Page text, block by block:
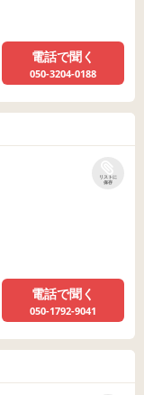
電話で聞く
050-3204-0188
リストに
保存
電話で聞く
050-1792-9041